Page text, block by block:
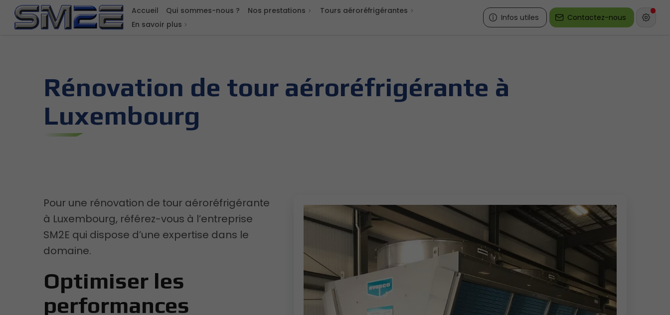
Accueil Qui sommes-nous ? Nos prestations
Tours aéroréfrigérantes
En savoir plus
Infos utiles Contactez-nous
Rénovation de tour aéroréfrigérante à
Luxembourg
Pour une rénovation de tour aéroréfrigérante
à Luxembourg, référez-vous à l’entreprise
SM2E qui dispose d’une expertise dans le
domaine.
Optimiser les
performances